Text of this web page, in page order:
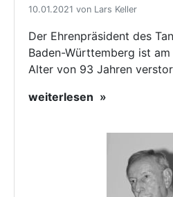
10.01.2021 von Lars Keller
Der Ehrenpräsident des
Baden-Württemberg ist
Alter von 93 Jahren
weiterlesen